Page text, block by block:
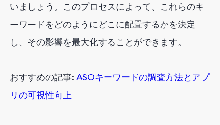
いましょう。このプロセスによって、これらのキ
ーワードをどのようにどこに配置するかを決定
し、その影響を最大化することができます。
おすすめの記事: ASOキーワードの調査方法とアプ
リの可視性向上